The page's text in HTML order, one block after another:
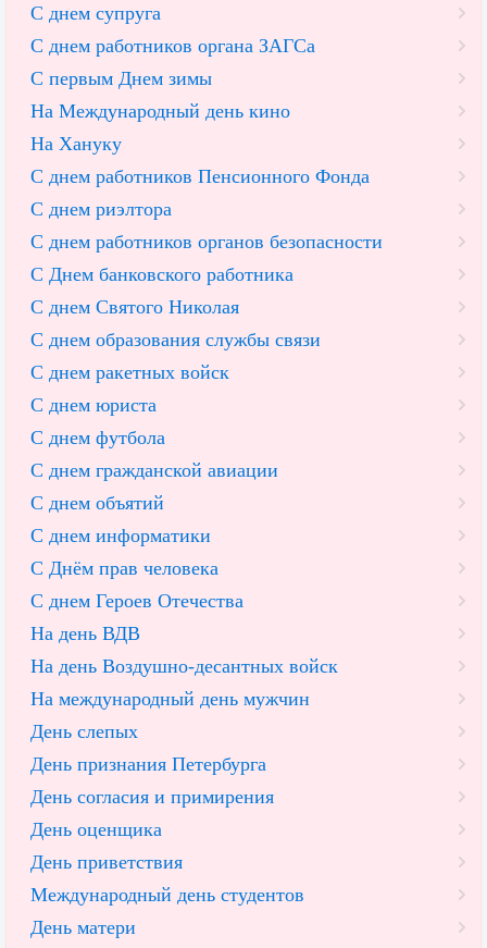
С днем супруга
С днем работников органа ЗАГСа
С первым Днем зимы
На Международный день кино
На Хануку
С днем работников Пенсионного Фонда
С днем риэлтора
С днем работников органов безопасности
С Днем банковского работника
С днем Святого Николая
С днем образования службы связи
С днем ракетных войск
С днем юриста
С днем футбола
С днем гражданской авиации
С днем объятий
С днем информатики
С Днём прав человека
С днем Героев Отечества
На день ВДВ
На день Воздушно-десантных войск
На международный день мужчин
День слепых
День признания Петербурга
День согласия и примирения
День оценщика
День приветствия
Международный день студентов
День матери